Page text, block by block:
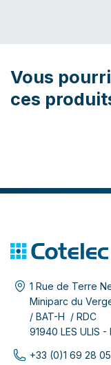
Vous
ces
1 Rue de Terre
Miniparc du
/ BAT-H / RDC
91940 LES ULIS -
+33 (0)1 69 28